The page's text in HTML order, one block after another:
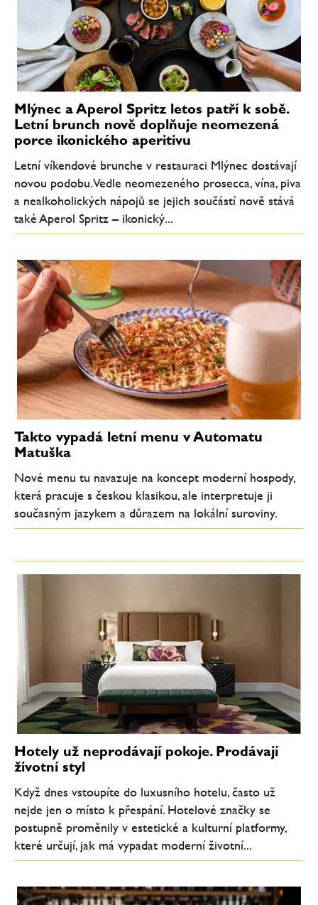
Mlýnec a Aperol Spritz letos patří k sobě.
Letní brunch nově doplňuje neomezená
porce ikonického aperitivu
Letní víkendové brunche v restauraci Mlýnec dostávají
novou podobu. Vedle neomezeného prosecca, vína, piva
a nealkoholických nápojů se jejich součástí nově stává
také Aperol Spritz – ikonický...
Takto vypadá letní menu v Automatu
Matuška
Nové menu tu navazuje na koncept moderní hospody,
která pracuje s českou klasikou, ale interpretuje ji
současným jazykem a důrazem na lokální suroviny.
Hotely už neprodávají pokoje. Prodávají
životní styl
Když dnes vstoupíte do luxusního hotelu, často už
nejde jen o místo k přespání. Hotelové značky se
postupně proměnily v estetické a kulturní platformy,
které určují, jak má vypadat moderní životní...